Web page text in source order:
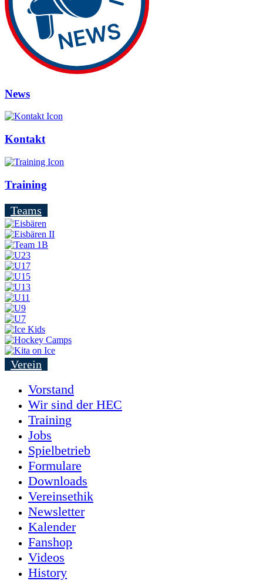
News
Kontakt
Training
Teams
Verein
Vorstand
Wir sind der HEC
Training
Jobs
Spielbetrieb
Formulare
Downloads
Vereinsethik
Newsletter
Kalender
Fanshop
Videos
History